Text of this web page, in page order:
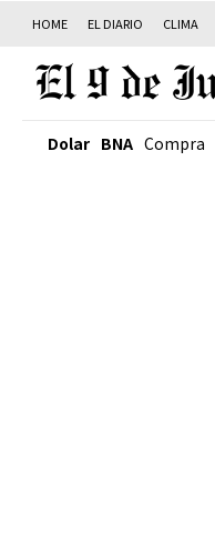
HOME EL DIARIO CLIMA
Dolar BNA Compra